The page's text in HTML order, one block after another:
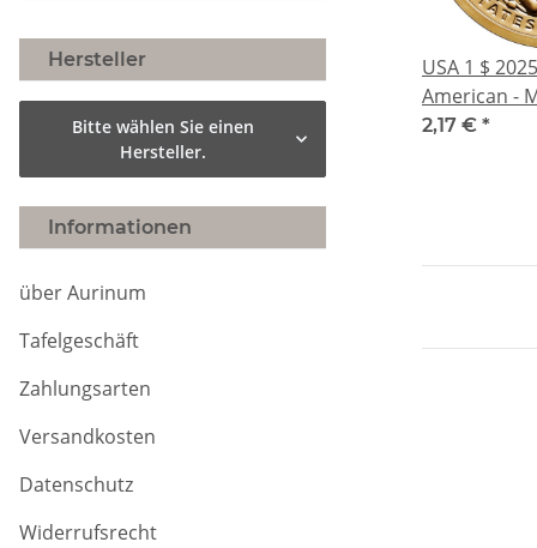
USA 1 $
American -
Pukui -
2,17 € *
Hersteller
Bitte wählen Sie einen
Hersteller.
Informationen
über Aurinum
Tafelgeschäft
Zahlungsarten
Versandkosten
Datenschutz
Widerrufsrecht